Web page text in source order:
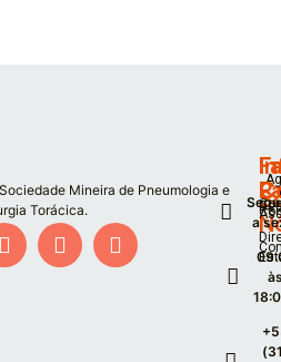
Mineira de Pneumologia e
Torácica.
a